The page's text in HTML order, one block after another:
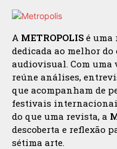
A METROPOLIS é
dedicada ao melhor
audiovisual. Com uma
reúne análises,
que acompanham de
festivais
do que uma revista, a
descoberta e reflexão
sétima arte.